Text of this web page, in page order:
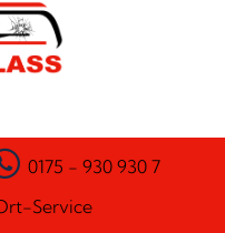
0175 - 930 930 7
Service